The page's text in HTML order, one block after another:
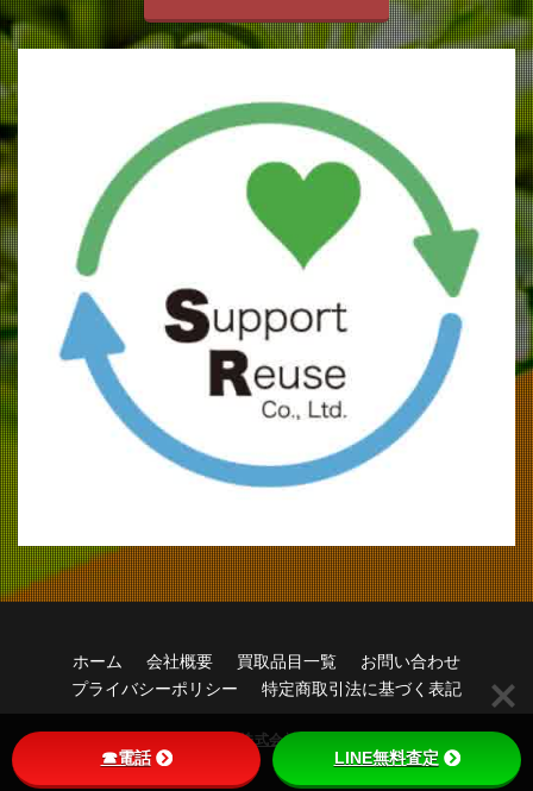
ホーム 会社概要 買取品目一覧
お問い合わせ
プライバシーポリシー
特定商取引法に基づく表記
株式会社サポートリユース
☎電話 LINE無料査定